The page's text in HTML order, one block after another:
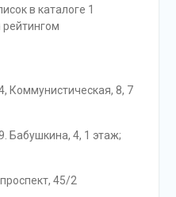
в каталоге 1
рейтингом
Коммунистическая, 8, 7
Бабушкина, 4, 1 этаж;
45/2